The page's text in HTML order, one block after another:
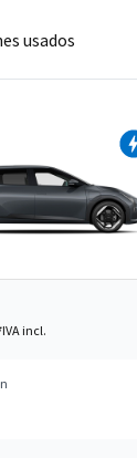
usados
IVA incl.